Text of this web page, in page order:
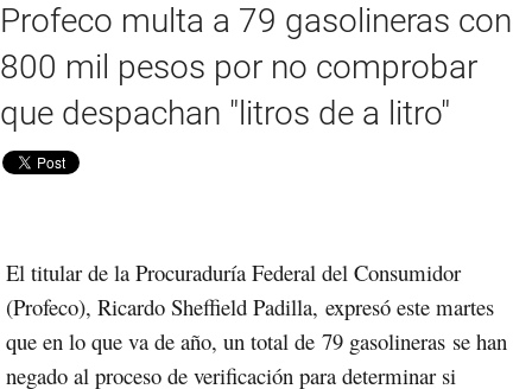
Profeco multa a 79 gasolineras con
800 mil pesos por no comprobar
que despachan "litros de a litro"
El titular de la Procuraduría Federal del Consumidor
(Profeco), Ricardo Sheffield Padilla, expresó este martes
que en lo que va de año, un total de 79 gasolineras se han
negado al proceso de verificación para determinar si